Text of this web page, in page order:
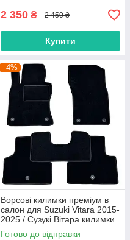
2 350 ₴ 2 450 ₴
Купити
–4%
Ворсові килимки преміум в
салон для Suzuki Vitara 2015-
2025 / Сузукі Вітара килимки
Готово до відправки